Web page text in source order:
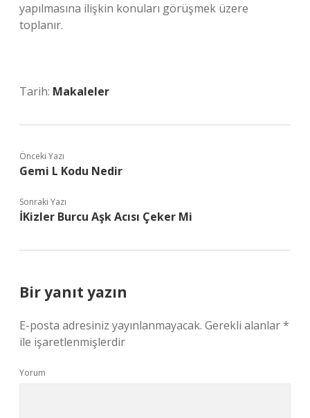
yapılmasına ilişkin konuları görüşmek üzere
toplanır.
Tarih: Makaleler
Önceki Yazı
Gemi L Kodu Nedir
Sonraki Yazı
İKizler Burcu Aşk Acısı Çeker Mi
Bir yanıt yazın
E-posta adresiniz yayınlanmayacak. Gerekli alanlar*
ile işaretlenmişlerdir
Yorum